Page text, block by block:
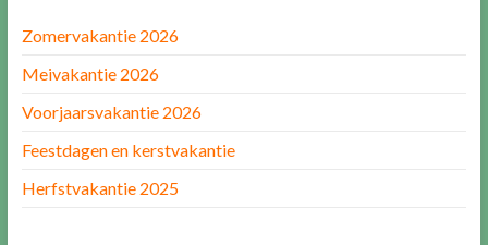
Zomervakantie 2026
Meivakantie 2026
Voorjaarsvakantie 2026
Feestdagen en kerstvakantie
Herfstvakantie 2025